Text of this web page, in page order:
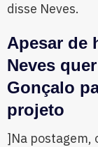
disse Neves.
Apesar de
Neves
Gonçalo
projeto
]Na postagem,